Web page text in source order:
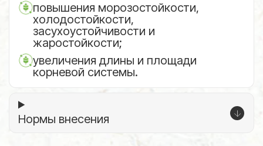
повышения морозостойкости,
холодостойкости,
засухоустойчивости и
жаростойкости;
увеличения длины и площади
корневой системы.
Нормы внесения